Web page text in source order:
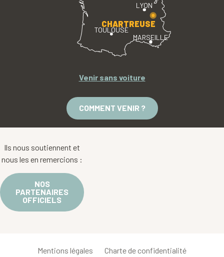
LYON
TOULOUSE
MARSEILLE
CHARTREUSE
Venir sans voiture
COMMENT VENIR ?
Ils nous soutiennent et
nous les en remercions :
NOS
PARTENAIRES
OFFICIELS
Mentions légales Charte de confidentialité